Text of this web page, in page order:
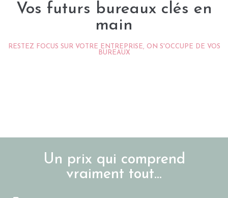
Vos futurs bureaux clés en
main
RESTEZ FOCUS SUR VOTRE ENTREPRISE, ON S'OCCUPE DE VOS
BUREAUX
Un prix qui comprend
vraiment tout...